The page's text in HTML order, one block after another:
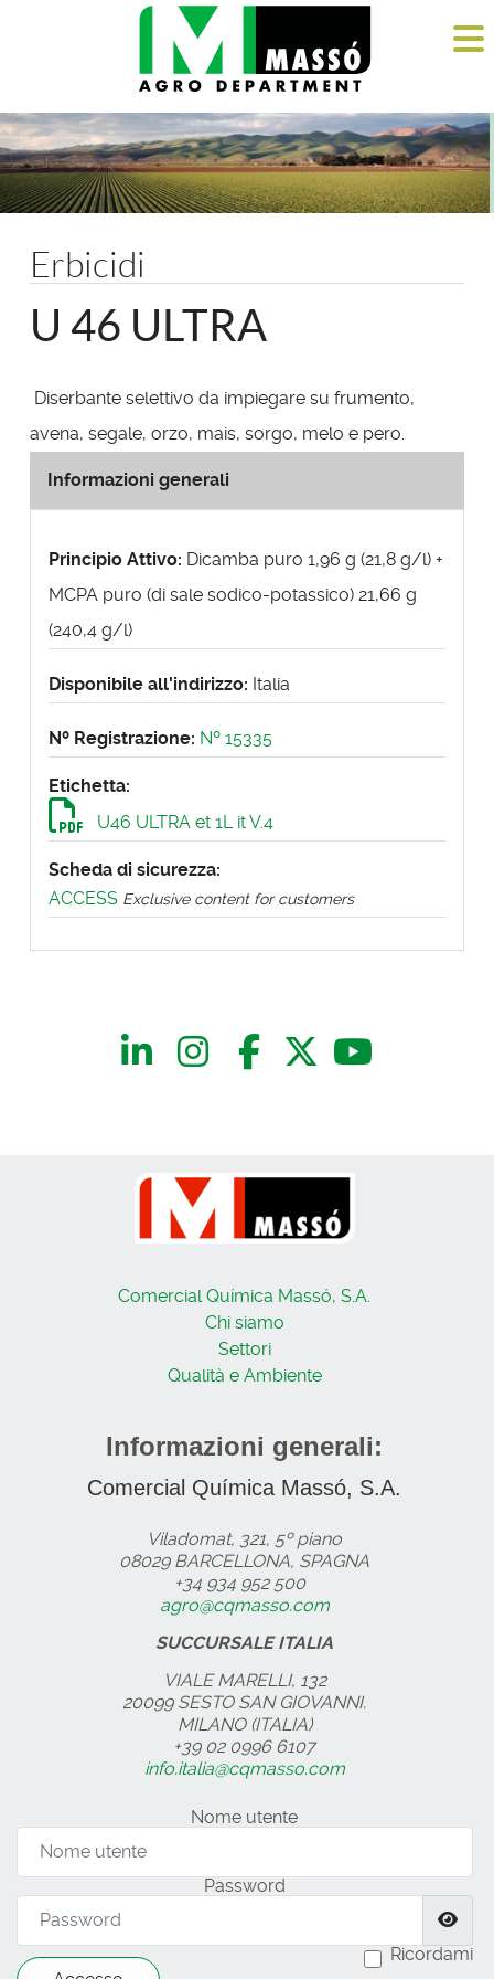
Erbicidi
U 46 ULTRA
Diserbante selettivo da impiegare su frumento,
avena, segale, orzo, mais, sorgo, melo e pero.
Informazioni generali
Principio Attivo: Dicamba puro 1,96 g (21,8 g/l) +
MCPA puro (di sale sodico-potassico) 21,66 g
(240,4 g/l)
Disponibile all'indirizzo: Italia
Nº Registrazione: Nº 15335
Etichetta:
U46 ULTRA et 1L it V.4
Scheda di sicurezza:
ACCESS Exclusive content for customers
Comercial Química Massó, S.A.
Chi siamo
Settori
Qualità e Ambiente
Informazioni generali:
Comercial Química Massó, S.A.
Viladomat, 321, 5º piano
08029 BARCELLONA, SPAGNA
+34 934 952 500
agro@cqmasso.com
SUCCURSALE ITALIA
VIALE MARELLI, 132
20099 SESTO SAN GIOVANNI.
MILANO (ITALIA)
+39 02 0996 6107
info.italia@cqmasso.com
Nome utente
Password
Ricordami